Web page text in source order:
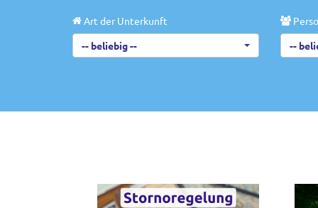
Art der Unterkunft
-- beliebig --
--